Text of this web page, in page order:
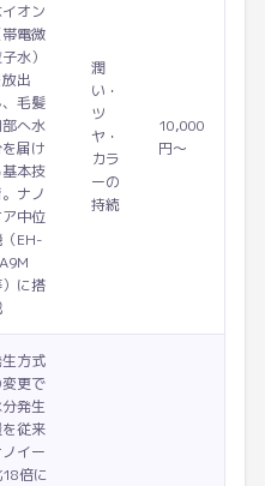
オン
帯電微
水）
出
、毛髪
部へ水
届け
基本技
ナノ
ア中位
EH-
）に搭
潤
い・
ツ
ヤ・
カラ
ーの
持続
10,000
円〜
方式
変更で
発生
を従来
イー
18倍に